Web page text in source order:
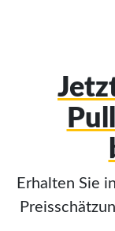
Erhalten Sie